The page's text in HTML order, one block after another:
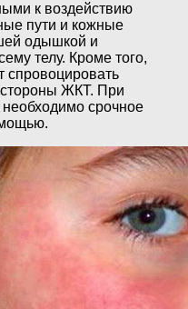
к воздействию
пути и кожные
одышкой и
телу. Кроме того,
спровоцировать
стороны ЖКТ. При
необходимо срочное